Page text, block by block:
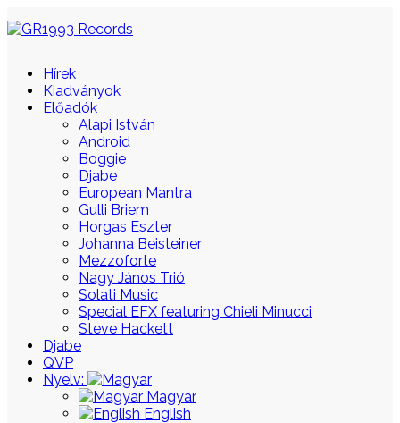
Hírek
Kiadványok
Előadók
Alapi István
Android
Boggie
Djabe
European Mantra
Gulli Briem
Horgas Eszter
Johanna Beisteiner
Mezzoforte
Nagy János Trió
Solati Music
Special EFX featuring Chieli Minucci
Steve Hackett
Djabe
QVP
Nyelv:
Magyar
English